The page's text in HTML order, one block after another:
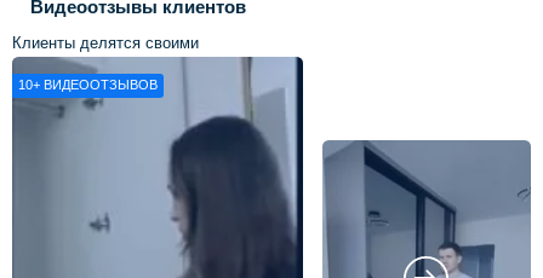
Видеоотзывы клиентов
Клиенты делятся своими
впечатлениями о нашей работе
10+ ВИДЕООТЗЫВОВ